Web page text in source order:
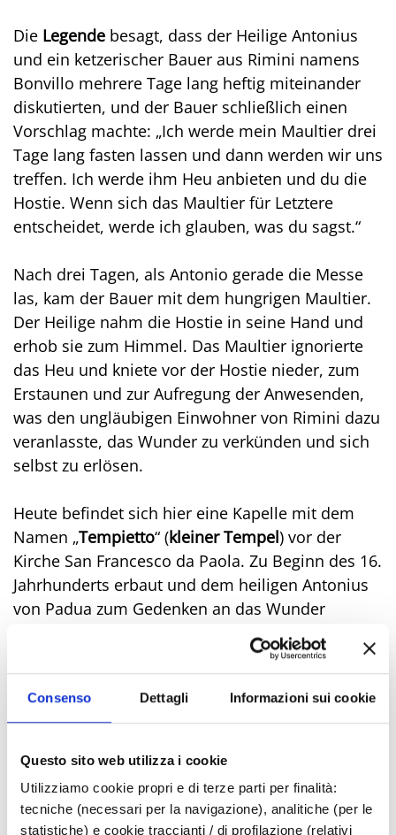
Consenso Dettagli Informazioni sui cookie
Questo sito web utilizza i cookie
Utilizziamo cookie propri e di terze parti per finalità:
tecniche (necessari per la navigazione), analitiche (per le
statistiche) e cookie traccianti / di profilazione (relativi
Die Legende besagt, dass der Heilige Antonius
und ein ketzerischer Bauer aus Rimini namens
Bonvillo mehrere Tage lang heftig miteinander
diskutierten, und der Bauer schließlich einen
Vorschlag machte: „Ich werde mein Maultier drei
Tage lang fasten lassen und dann werden wir uns
treffen. Ich werde ihm Heu anbieten und du die
Hostie. Wenn sich das Maultier für Letztere
entscheidet, werde ich glauben, was du sagst.“
Nach drei Tagen, als Antonio gerade die Messe
las, kam der Bauer mit dem hungrigen Maultier.
Der Heilige nahm die Hostie in seine Hand und
erhob sie zum Himmel. Das Maultier ignorierte
das Heu und kniete vor der Hostie nieder, zum
Erstaunen und zur Aufregung der Anwesenden,
was den ungläubigen Einwohner von Rimini dazu
veranlasste, das Wunder zu verkünden und sich
selbst zu erlösen.
Heute befindet sich hier eine Kapelle mit dem
Namen „Tempietto“ (kleiner Tempel) vor der
Kirche San Francesco da Paola. Zu Beginn des 16.
Jahrhunderts erbaut und dem heiligen Antonius
von Padua zum Gedenken an das Wunder
geweiht, dann im 17. Jahrhundert nach dem
Erdbeben von 1672 wieder aufgebaut, hat sie ihr
ursprüngliches Aussehen durch verschiedene
Restaurierungen verändert. Sie hat eine
achteckige Form, ist von Säulen umgeben und
mit Marmor verkleidet.